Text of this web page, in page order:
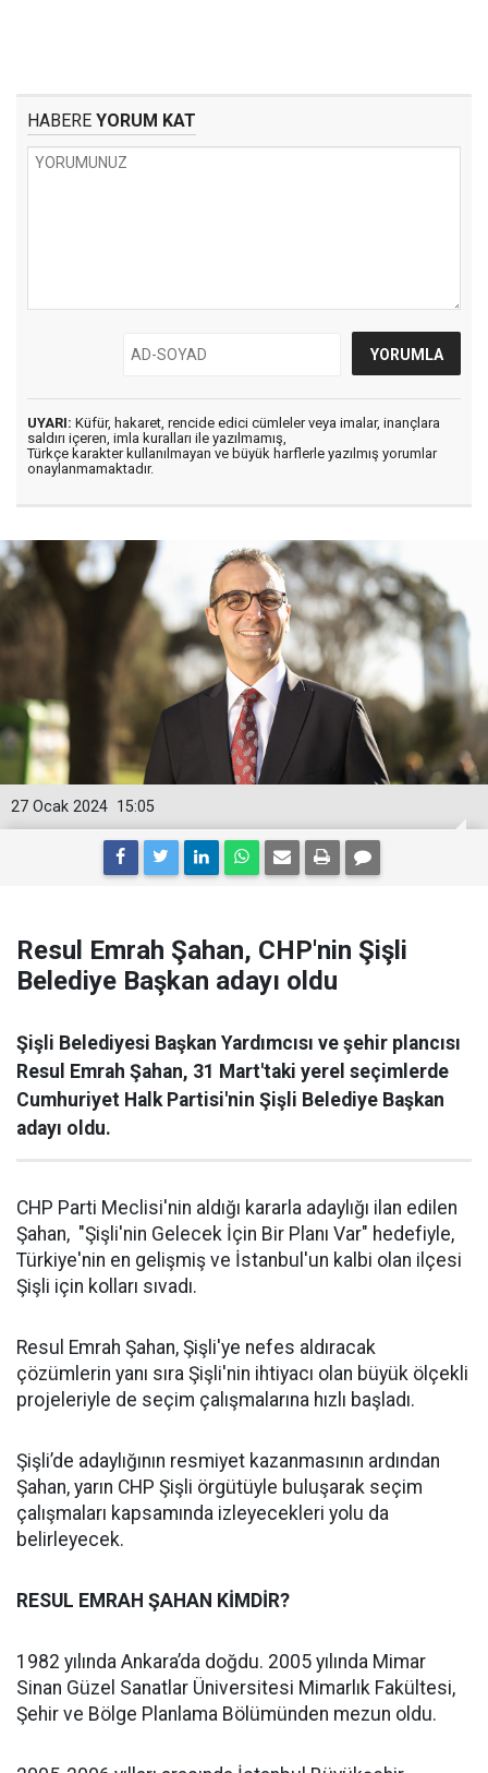
HABERE YORUM KAT
UYARI: Küfür, hakaret, rencide edici cümleler veya imalar, inançlara
saldırı içeren, imla kuralları ile yazılmamış,
Türkçe karakter kullanılmayan ve büyük harflerle yazılmış yorumlar
onaylanmamaktadır.
15:05
27 Ocak 2024
Resul Emrah Şahan, CHP'nin Şişli
Belediye Başkan adayı oldu
Şişli Belediyesi Başkan Yardımcısı ve şehir plancısı
Resul Emrah Şahan, 31 Mart'taki yerel seçimlerde
Cumhuriyet Halk Partisi'nin Şişli Belediye Başkan
adayı oldu.
CHP Parti Meclisi'nin aldığı kararla adaylığı ilan edilen
Şahan, "Şişli'nin Gelecek İçin Bir Planı Var" hedefiyle,
Türkiye'nin en gelişmiş ve İstanbul'un kalbi olan ilçesi
Şişli için kolları sıvadı.
Resul Emrah Şahan, Şişli'ye nefes aldıracak
çözümlerin yanı sıra Şişli'nin ihtiyacı olan büyük ölçekli
projeleriyle de seçim çalışmalarına hızlı başladı.
Şişli’de adaylığının resmiyet kazanmasının ardından
Şahan, yarın CHP Şişli örgütüyle buluşarak seçim
çalışmaları kapsamında izleyecekleri yolu da
belirleyecek.
RESUL EMRAH ŞAHAN KİMDİR?
1982 yılında Ankara’da doğdu. 2005 yılında Mimar
Sinan Güzel Sanatlar Üniversitesi Mimarlık Fakültesi,
Şehir ve Bölge Planlama Bölümünden mezun oldu.